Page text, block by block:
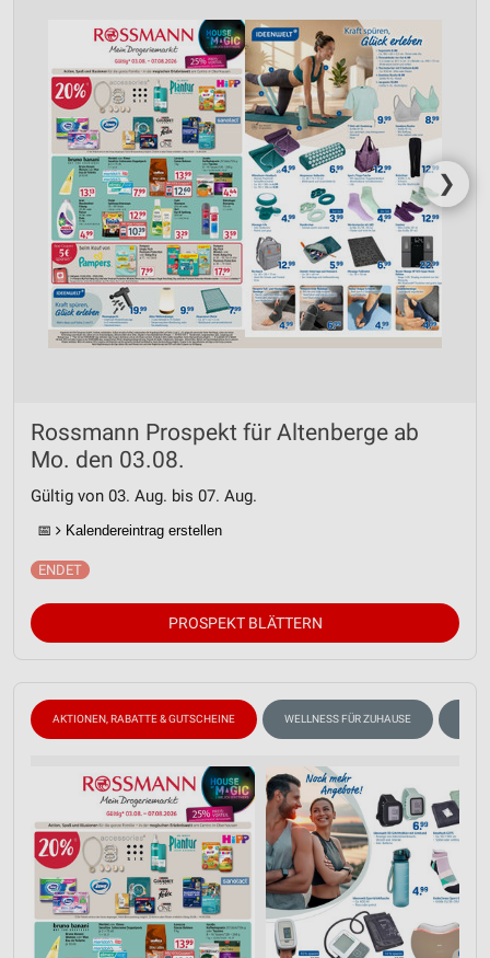
❯
Rossmann Prospekt für Altenberge ab
Mo. den 03.08.
Gültig von 03. Aug. bis 07. Aug.
📅 Kalendereintrag erstellen
PROSPEKT BLÄTTERN
AKTIONEN, RABATTE & GUTSCHEINE WELLNESS FÜR ZUHAUSE